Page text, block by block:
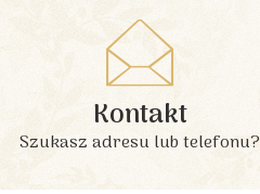
Kontakt
Szukasz adresu lub telefonu?